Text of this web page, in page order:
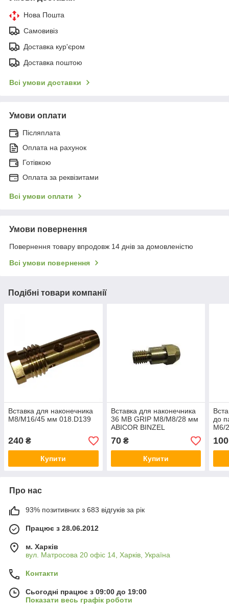
Нова Пошта
Самовивіз
Доставка кур'єром
Доставка поштою
Всі умови доставки
Умови оплати
Післяплата
Оплата на рахунок
Готівкою
Оплата за реквізитами
Всі умови оплати
Умови повернення
Повернення товару впродовж 14 днів за домовленістю
Всі умови повернення
Подібні товари компанії
Вставка для наконечника
M8/M16/45 мм 018.D139
240 ₴
Купити
Вставка для наконечника
36 МВ GRIP M8/М8/28 мм
ABICOR BINZEL
70₴
Купити
до
М6/
100
Про нас
93% позитивних з 683 відгуків за рік
Працює з 28.06.2012
м. Харків
вул. Матросова 20 офіс 14, Харків, Україна
Контакти
Сьогодні працює з 09:00 до 19:00
Показати весь графік роботи